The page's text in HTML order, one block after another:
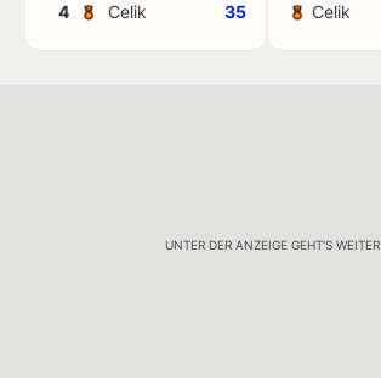
4
Celik 35
Celik
UNTER DER ANZEIGE GEHT'S WEITER